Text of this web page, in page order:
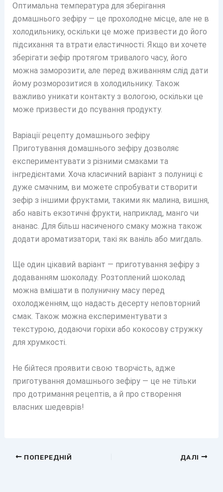
Оптимальна температура для зберігання
домашнього зефіру — це прохолодне місце, але не в
холодильнику, оскільки це може призвести до його
підсихання та втрати еластичності. Якщо ви хочете
зберігати зефір протягом тривалого часу, його
можна заморозити, але перед вживанням слід дати
йому розморозитися в холодильнику. Також
важливо уникати контакту з вологою, оскільки це
може призвести до псування продукту.
Варіації рецепту домашнього зефіру
Приготування домашнього зефіру дозволяє
експериментувати з різними смаками та
інгредієнтами. Хоча класичний варіант з полуниці є
дуже смачним, ви можете спробувати створити
зефір з іншими фруктами, такими як малина, вишня,
або навіть екзотичні фрукти, наприклад, манго чи
ананас. Для більш насиченого смаку можна також
додати ароматизатори, такі як ваніль або мигдаль.
Ще один цікавий варіант — приготування зефіру з
додаванням шоколаду. Розтоплений шоколад
можна вмішати в полуничну масу перед
охолодженням, що надасть десерту неповторний
смак. Також можна експериментувати з
текстурою, додаючи горіхи або кокосову стружку
для хрумкості.
Не бійтеся проявити свою творчість, адже
приготування домашнього зефіру — це не тільки
про дотримання рецептів, а й про створення
власних шедеврів!
ПОПЕРЕДНІЙ ДАЛІ